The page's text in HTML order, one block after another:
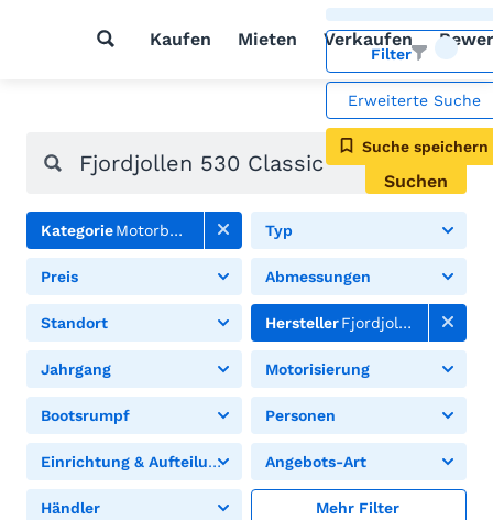
Kaufen Mieten Verkaufen
Filter
Erweiterte Suche
Suche speichern
Suchen
KategorieMotorboote Typ
Preis Abmessungen
Standort HerstellerFjordjollen
Jahrgang Motorisierung
Bootsrumpf Personen
Einrichtung & Aufteilung Angebots-Art
Händler Mehr Filter